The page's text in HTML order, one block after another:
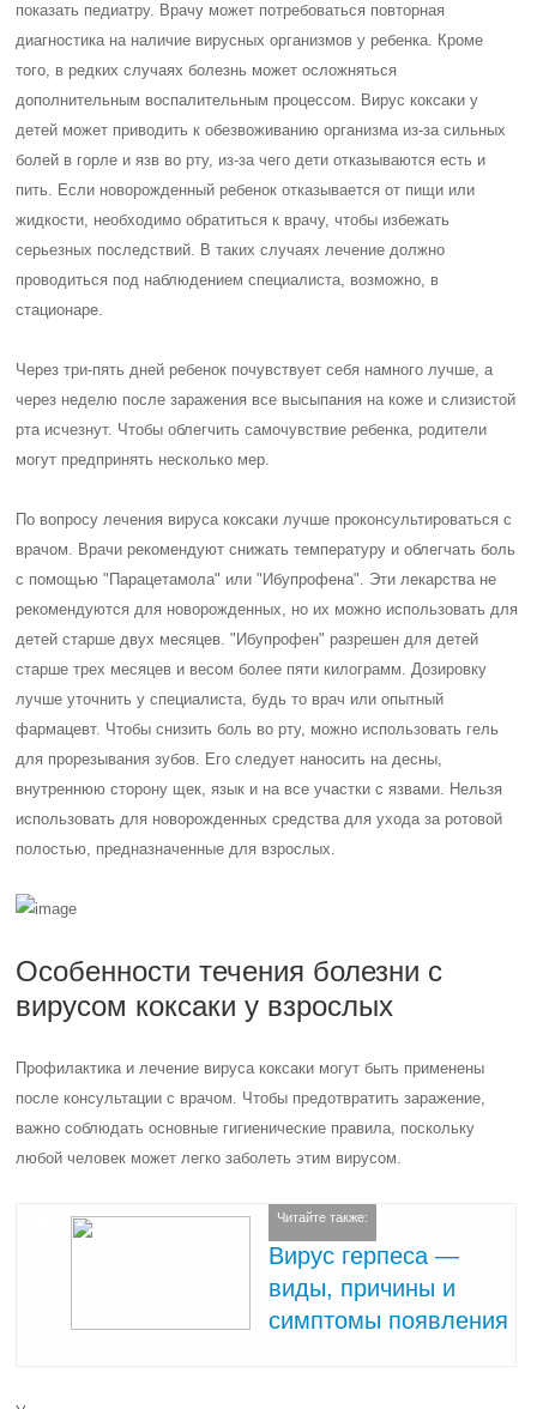
показать педиатру. Врачу может потребоваться повторная
диагностика на наличие вирусных организмов у ребенка. Кроме
того, в редких случаях болезнь может осложняться
дополнительным воспалительным процессом. Вирус коксаки у
детей может приводить к обезвоживанию организма из-за сильных
болей в горле и язв во рту, из-за чего дети отказываются есть и
пить. Если новорожденный ребенок отказывается от пищи или
жидкости, необходимо обратиться к врачу, чтобы избежать
серьезных последствий. В таких случаях лечение должно
проводиться под наблюдением специалиста, возможно, в
стационаре.
Через три-пять дней ребенок почувствует себя намного лучше, а
через неделю после заражения все высыпания на коже и слизистой
рта исчезнут. Чтобы облегчить самочувствие ребенка, родители
могут предпринять несколько мер.
По вопросу лечения вируса коксаки лучше проконсультироваться с
врачом. Врачи рекомендуют снижать температуру и облегчать боль
с помощью "Парацетамола" или "Ибупрофена". Эти лекарства не
рекомендуются для новорожденных, но их можно использовать для
детей старше двух месяцев. "Ибупрофен" разрешен для детей
старше трех месяцев и весом более пяти килограмм. Дозировку
лучше уточнить у специалиста, будь то врач или опытный
фармацевт. Чтобы снизить боль во рту, можно использовать гель
для прорезывания зубов. Его следует наносить на десны,
внутреннюю сторону щек, язык и на все участки с язвами. Нельзя
использовать для новорожденных средства для ухода за ротовой
полостью, предназначенные для взрослых.
Особенности течения болезни с
вирусом коксаки у взрослых
Профилактика и лечение вируса коксаки могут быть применены
после консультации с врачом. Чтобы предотвратить заражение,
важно соблюдать основные гигиенические правила, поскольку
любой человек может легко заболеть этим вирусом.
Читайте также:
Вирус герпеса —
виды, причины и
симптомы появления